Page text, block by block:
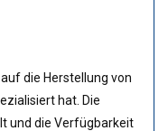
die Herstellung von
hat. Die
und die Verfügbarkeit